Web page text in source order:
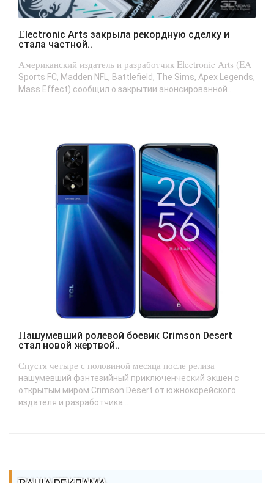
Electronic Arts закрыла рекордную сделку и
стала частной..
Американский издатель и разработчик Electronic Arts (EA
Sports FC, Madden NFL, Battlefield, The Sims, Apex Legends,
Mass Effect) сообщил о закрытии анонсированной...
Нашумевший ролевой боевик Crimson Desert
стал новой жертвой..
Спустя четыре с половиной месяца после релиза
нашумевший фэнтезийный приключенческий экшен с
открытым миром Crimson Desert от южнокорейского
издателя и разработчика...